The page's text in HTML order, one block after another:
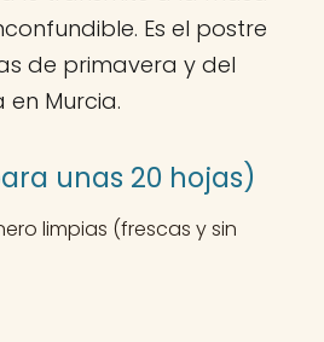
Es el postre
de primavera y del
Murcia.
unas 20 hojas)
limpias (frescas y sin